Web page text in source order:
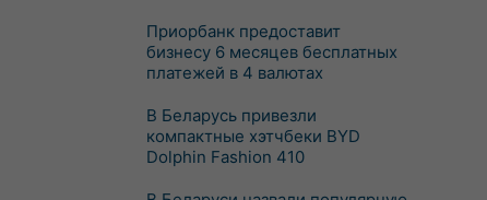
Приорбанк предоставит
бизнесу 6 месяцев бесплатных
платежей в 4 валютах
В Беларусь привезли
компактные хэтчбеки BYD
Dolphin Fashion 410